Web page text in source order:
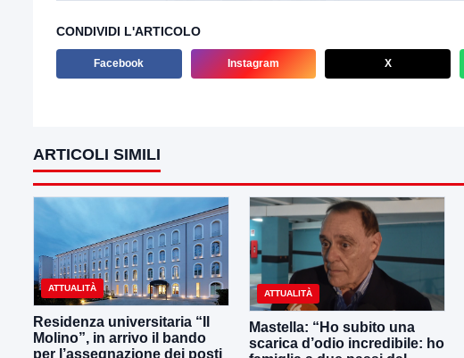
CONDIVIDI L'ARTICOLO
Facebook Instagram X
ARTICOLI SIMILI
ATTUALITÀ
Residenza universitaria “Il
Molino”, in arrivo il bando
per l’assegnazione dei posti
ATTUALITÀ
Mastella: “Ho subito una
scarica d’odio incredibile: ho